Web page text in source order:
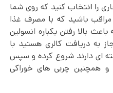
را انتخاب کنید که روی شما
باشید که با مصرف غذا
بالا رفتن یکباره انسولین
به دریافت کالری هستید با
ای دارند شروع کرده و سپس
و همچنین چربی های خوراکی